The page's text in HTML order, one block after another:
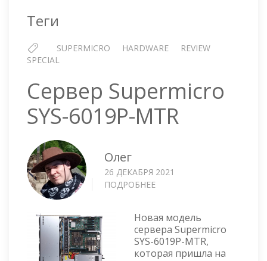
Теги
SUPERMICRO HARDWARE
REVIEW
SPECIAL
Сервер Supermicro
SYS-6019P-MTR
Олег
26 ДЕКАБРЯ 2021
ПОДРОБНЕЕ
SYS-
6019P-
MTR
Новая модель
сервера Supermicro
SYS-6019P-MTR,
которая пришла на